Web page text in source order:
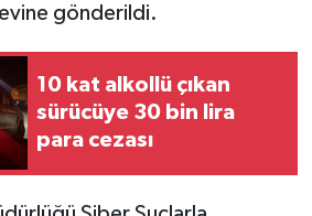
gönderildi.
10 kat alkollü çıkan
sürücüye 30 bin lira
para cezası